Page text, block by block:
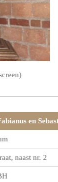
en
naast nr. 2